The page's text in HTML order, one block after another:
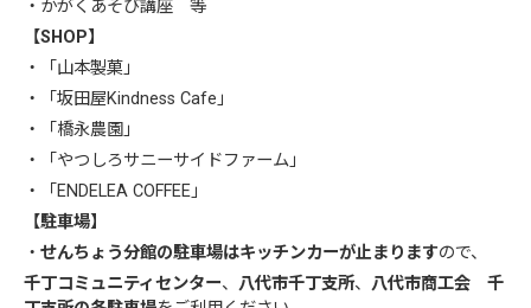
・かがくあそび講座 等
【SHOP】
・「山本製菓」
・「坂田屋Kindness Cafe」
・「橋永農園」
・「やつしろサニーサイドファーム」
・「ENDELEA COFFEE」
【駐車場】
・せんちょう分館の駐車場はキッチンカーが止まりますので、
千丁コミュニティセンター、 八代市千丁支所、 八代市商工会 千